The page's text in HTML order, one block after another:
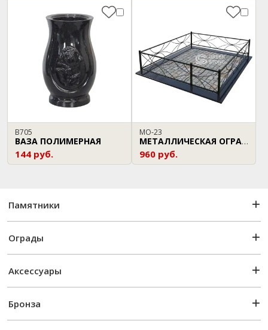
В705
ВАЗА ПОЛИМЕРНАЯ
144 руб.
МО-23
МЕТАЛЛИЧЕСКАЯ ОГРАДА
960 руб.
Памятники
Ограды
Аксессуары
Бронза